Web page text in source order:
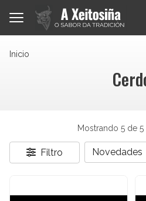
Inicio
Mostrando 5 de
Filtro